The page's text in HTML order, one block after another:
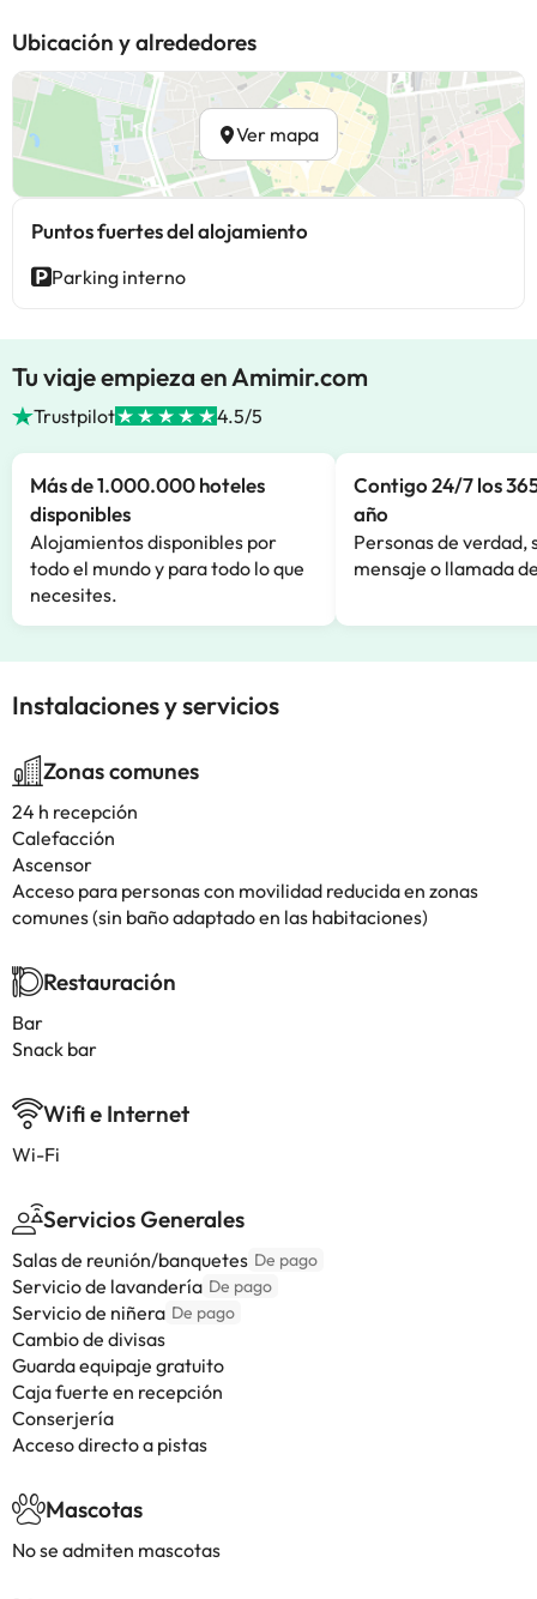
Ubicación y alrededores
Ver mapa
Puntos fuertes del alojamiento
Parking interno
Tu viaje empieza en Amimir.com
Trustpilot 4.5/5
Más de 1.000.000 hoteles
disponibles
Alojamientos disponibles por
todo el mundo y para todo lo que
necesites.
Contigo 24/7 los
año
Personas de verdad,
mensaje o llamada
Instalaciones y servicios
Zonas comunes
24 h recepción
Calefacción
Ascensor
Acceso para personas con movilidad reducida en zonas
comunes (sin baño adaptado en las habitaciones)
Restauración
Bar
Snack bar
Wifi e Internet
Wi-Fi
Servicios Generales
Salas de reunión/banquetes De pago
Servicio de lavandería De pago
Servicio de niñera De pago
Cambio de divisas
Guarda equipaje gratuito
Caja fuerte en recepción
Conserjería
Acceso directo a pistas
Mascotas
No se admiten mascotas